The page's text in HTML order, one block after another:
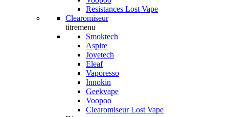
Resistances Lost Vape
Clearomiseur
titremenu
Smoktech
Aspire
Joyetech
Eleaf
Vaporesso
Innokin
Geekvape
Voopoo
Clearomiseur Lost Vape